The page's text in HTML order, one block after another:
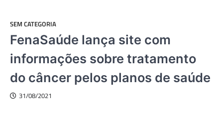
SEM CATEGORIA
FenaSaúde lança site com
informações sobre tratamento
do câncer pelos planos de saúde
31/08/2021